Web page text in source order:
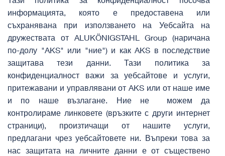
информацията, която е предоставена или
съхранявана при използването на Уебсайта на
дружествата от ALUKÖNIGSTAHL Group (наричана
по-долу "AKS" или "ние") и как AKS в последствие
защитава тези данни. Тази политика за
конфиденциалност важи за уебсайтове и услуги,
притежавани и управлявани от AKS или от наше име
и по наше възлагане. Ние не можем да
контролираме линковете (връзките с други интернет
страници), произтичащи от нашите услуги,
предлагани чрез уебсайтовете ни. Въпреки това за
нас защитата на личните данни е от съществено